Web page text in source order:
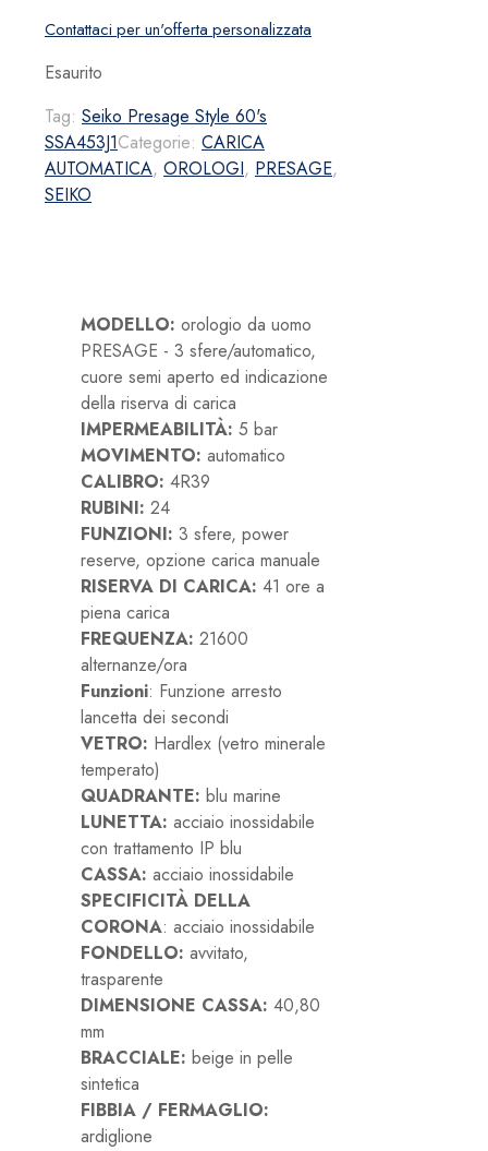
Contattaci per un'offerta personalizzata
Esaurito
Tag: Seiko Presage Style 60's
SSA453J1Categorie: CARICA
AUTOMATICA, OROLOGI, PRESAGE,
SEIKO
MODELLO: orologio da uomo
PRESAGE - 3 sfere/automatico,
cuore semi aperto ed indicazione
della riserva di carica
IMPERMEABILITÀ: 5 bar
MOVIMENTO: automatico
CALIBRO: 4R39
RUBINI: 24
FUNZIONI: 3 sfere, power
reserve, opzione carica manuale
RISERVA DI CARICA: 41 ore a
piena carica
FREQUENZA: 21600
alternanze/ora
Funzioni: Funzione arresto
lancetta dei secondi
VETRO: Hardlex (vetro minerale
temperato)
QUADRANTE: blu marine
LUNETTA: acciaio inossidabile
con trattamento IP blu
CASSA: acciaio inossidabile
SPECIFICITÀ DELLA
CORONA: acciaio inossidabile
FONDELLO: avvitato,
trasparente
DIMENSIONE CASSA: 40,80
mm
BRACCIALE: beige in pelle
sintetica
FIBBIA / FERMAGLIO:
ardiglione